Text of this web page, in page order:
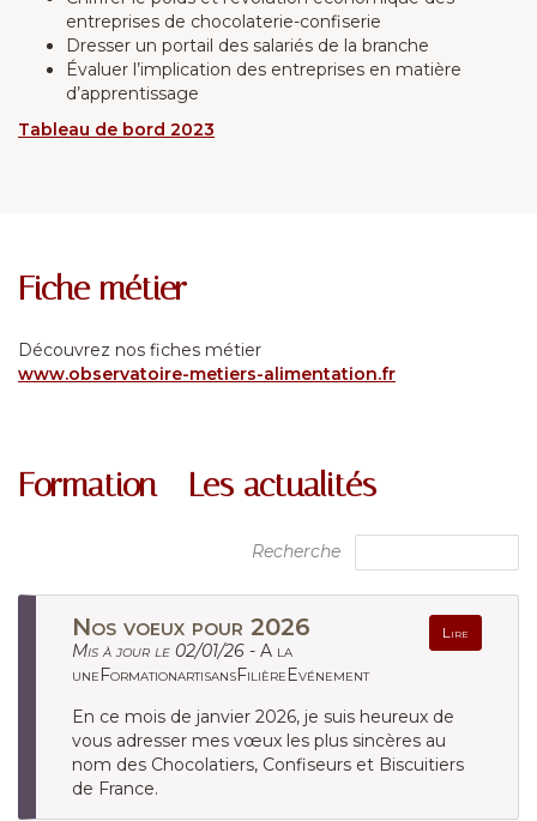
entreprises de chocolaterie-confiserie
Dresser un portail des salariés de la branche
Évaluer l’implication des entreprises en matière
d’apprentissage
Tableau de bord 2023
Fiche métier
Découvrez nos fiches métier
www.observatoire-metiers-alimentation.fr
Formation - Les actualités
Recherche
Nos voeux pour 2026 Lire
Mis à jour le 02/01/26 - A la
uneFormationartisansFilièreEvénement
En ce mois de janvier 2026, je suis heureux de
vous adresser mes vœux les plus sincères au
nom des Chocolatiers, Confiseurs et Biscuitiers
de France.